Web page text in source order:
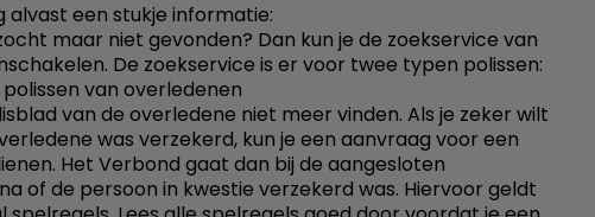
alvast een stukje informatie:
maar niet gevonden? Dan kun je de zoekservice van
De zoekservice is er voor twee typen polissen:
polissen van overledenen
van de overledene niet meer vinden. Als je zeker wilt
was verzekerd, kun je een aanvraag voor een
Het Verbond gaat dan bij de aangesloten
of de persoon in kwestie verzekerd was. Hiervoor geldt